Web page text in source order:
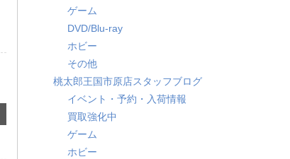
ゲーム
DVD/Blu-ray
ホビー
その他
桃太郎王国市原店スタッフブログ
イベント・予約・入荷情報
買取強化中
ゲーム
ホビー